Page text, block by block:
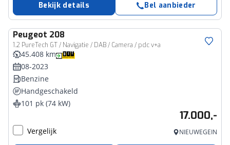
Bekijk details Bel aanbieder
Peugeot 208
1.2 PureTech GT / Navigatie / DAB / Camera / pdc v+a
45.408 km
08-2023
Benzine
Handgeschakeld
101 pk (74 kW)
17.000,-
Vergelijk NIEUWEGEIN